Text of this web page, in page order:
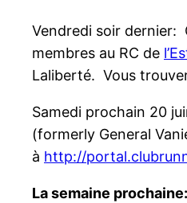
Vendredi soir dernier:
membres au RC de
Laliberté. Vous
Samedi prochain 20
(formerly General
à http://
La semaine prochaine: